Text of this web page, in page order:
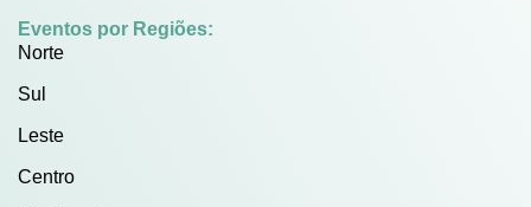
Eventos por Regiões:
Norte
Sul
Leste
Centro